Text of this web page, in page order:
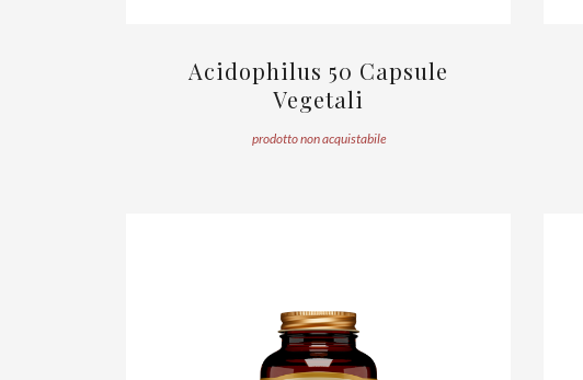
Acidophilus 50 Capsule
Vegetali
prodotto non acquistabile